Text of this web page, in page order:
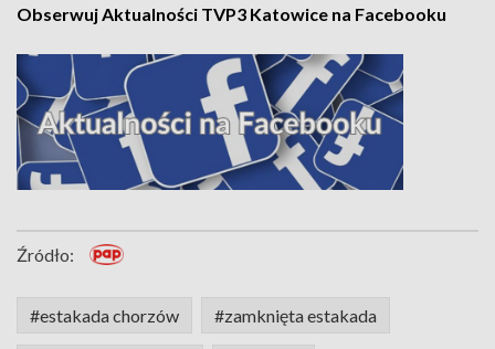
Obserwuj Aktualności TVP3 Katowice na Facebooku
Źródło:
#estakada chorzów #zamknięta estakada